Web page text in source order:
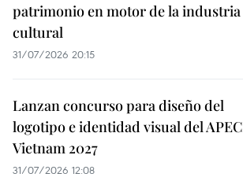
patrimonio en motor de la industria
cultural
31/07/2026 20:15
Lanzan concurso para diseño del
logotipo e identidad visual del APEC
Vietnam 2027
31/07/2026 12:08